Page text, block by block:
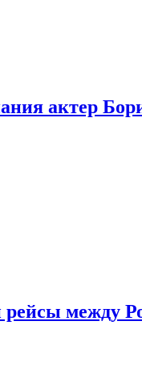
актер
между